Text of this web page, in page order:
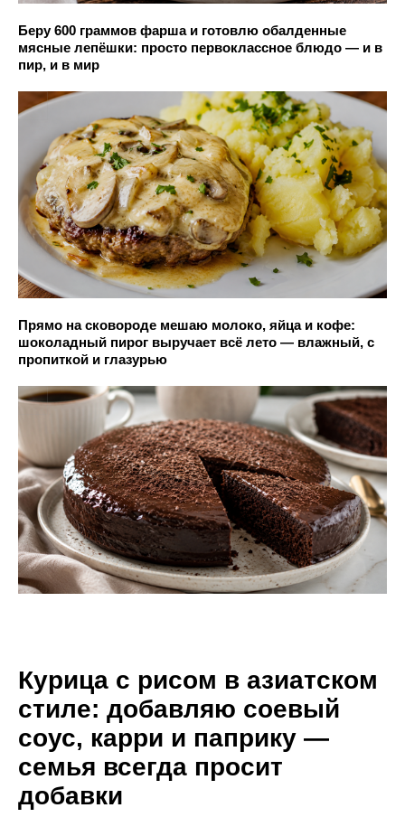
Беру 600 граммов фарша и готовлю обалденные
мясные лепёшки: просто первоклассное блюдо — и в
пир, и в мир
Прямо на сковороде мешаю молоко, яйца и кофе:
шоколадный пирог выручает всё лето — влажный, с
пропиткой и глазурью
Курица с рисом в азиатском
стиле: добавляю соевый
соус, карри и паприку —
семья всегда просит
добавки